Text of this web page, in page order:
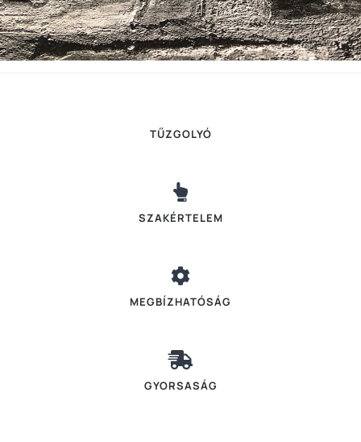
TŰZGOLYÓ
SZAKÉRTELEM
MEGBÍZHATÓSÁG
GYORSASÁG